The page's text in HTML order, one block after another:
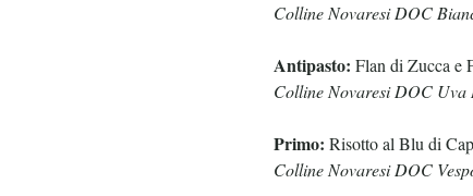
Colline Novaresi DOC
Antipasto: Flan di Zucca e
Colline Novaresi DOC Uva
Primo: Risotto al Blu di
Colline Novaresi DOC